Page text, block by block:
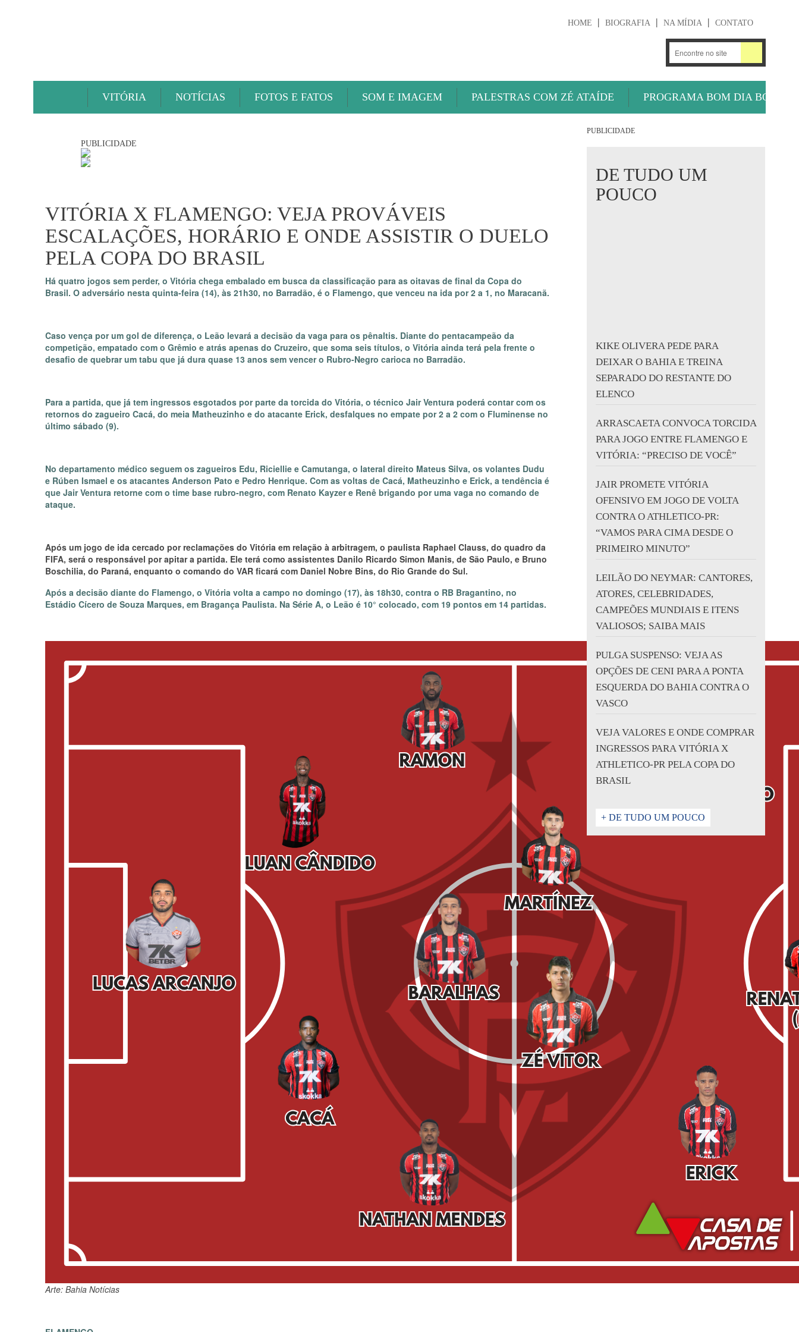
HOME BIOGRAFIA NA MÍDIA CONTATO
VITÓRIA NOTÍCIAS FOTOS E FATOS SOM E IMAGEM PALESTRAS COM ZÉ ATAÍDE PROGRAMA BOM DIA BOLA
PUBLICIDADE
VITÓRIA X FLAMENGO: VEJA PROVÁVEIS
ESCALAÇÕES, HORÁRIO E ONDE ASSISTIR O DUELO
PELA COPA DO BRASIL
Há quatro jogos sem perder, o Vitória chega embalado em busca da classificação para as oitavas de final da Copa do
Brasil. O adversário nesta quinta-feira (14), às 21h30, no Barradão, é o Flamengo, que venceu na ida por 2 a 1, no Maracanã.
Caso vença por um gol de diferença, o Leão levará a decisão da vaga para os pênaltis. Diante do pentacampeão da
competição, empatado com o Grêmio e atrás apenas do Cruzeiro, que soma seis títulos, o Vitória ainda terá pela frente o
desafio de quebrar um tabu que já dura quase 13 anos sem vencer o Rubro-Negro carioca no Barradão.
Para a partida, que já tem ingressos esgotados por parte da torcida do Vitória, o técnico Jair Ventura poderá contar com os
retornos do zagueiro Cacá, do meia Matheuzinho e do atacante Erick, desfalques no empate por 2 a 2 com o Fluminense no
último sábado (9).
No departamento médico seguem os zagueiros Edu, Riciellie e Camutanga, o lateral direito Mateus Silva, os volantes Dudu
e Rúben Ismael e os atacantes Anderson Pato e Pedro Henrique. Com as voltas de Cacá, Matheuzinho e Erick, a tendência é
que Jair Ventura retorne com o time base rubro-negro, com Renato Kayzer e Renê brigando por uma vaga no comando de
ataque.
Após um jogo de ida cercado por reclamações do Vitória em relação à arbitragem, o paulista Raphael Clauss, do quadro da
FIFA, será o responsável por apitar a partida. Ele terá como assistentes Danilo Ricardo Simon Manis, de São Paulo, e Bruno
Boschilia, do Paraná, enquanto o comando do VAR ficará com Daniel Nobre Bins, do Rio Grande do Sul.
Após a decisão diante do Flamengo, o Vitória volta a campo no domingo (17), às 18h30, contra o RB Bragantino, no
Estádio Cícero de Souza Marques, em Bragança Paulista. Na Série A, o Leão é 10° colocado, com 19 pontos em 14 partidas.
Arte: Bahia Notícias
PUBLICIDADE
DE TUDO UM
POUCO
KIKE OLIVERA PEDE PARA
DEIXAR O BAHIA E TREINA
SEPARADO DO RESTANTE DO
ELENCO
ARRASCAETA CONVOCA TORCIDA
PARA JOGO ENTRE FLAMENGO E
VITÓRIA: “PRECISO DE VOCÊ”
JAIR PROMETE VITÓRIA
OFENSIVO EM JOGO DE VOLTA
CONTRA O ATHLETICO-PR:
“VAMOS PARA CIMA DESDE O
PRIMEIRO MINUTO”
LEILÃO DO NEYMAR: CANTORES,
ATORES, CELEBRIDADES,
CAMPEÕES MUNDIAIS E ITENS
VALIOSOS; SAIBA MAIS
PULGA SUSPENSO: VEJA AS
OPÇÕES DE CENI PARA A PONTA
ESQUERDA DO BAHIA CONTRA O
VASCO
VEJA VALORES E ONDE COMPRAR
INGRESSOS PARA VITÓRIA X
ATHLETICO-PR PELA COPA DO
BRASIL
+ DE TUDO UM POUCO